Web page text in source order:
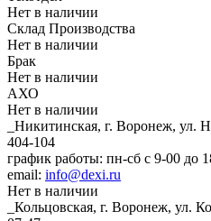
Нет в наличии
Склад Производства
Нет в наличии
Брак
Нет в наличии
АХО
Нет в наличии
_Никитинская, г. Воронеж, ул.
404-104
график работы: пн-сб с 9-00 до
email: info@dexi.ru
Нет в наличии
_Кольцовская, г. Воронеж, ул.